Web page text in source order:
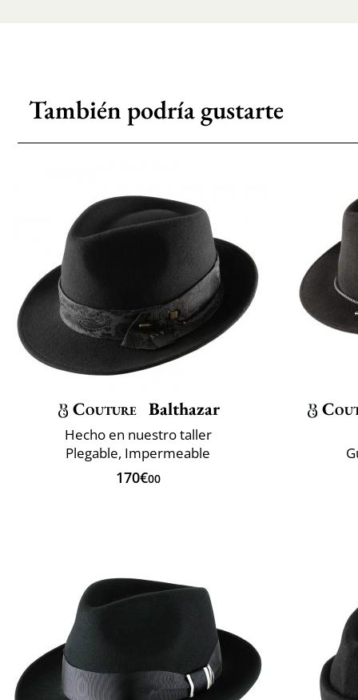
También podría gustarte
Couture Balthazar
Hecho en nuestro taller
Plegable, Impermeable
170€00